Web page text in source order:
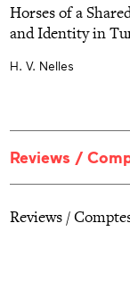
Horses of a
and Identity in
H. V. Nelles
Reviews /
Reviews /